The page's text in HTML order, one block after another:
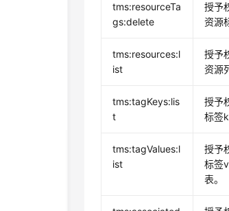
tms:resourceTa
gs:delete
授予
资源
tms:resources:l
ist
授予
资源
tms:tagKeys:lis
t
授予
标签
tms:tagValues:l
ist
授予
标签
表。